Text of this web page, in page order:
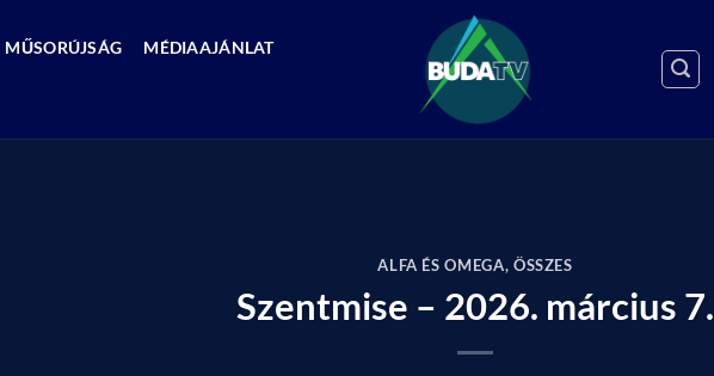
MŰSORÚJSÁG MÉDIAAJÁNLAT
ALFA ÉS OMEGA, ÖSSZES
Szentmise – 2026. március 7.